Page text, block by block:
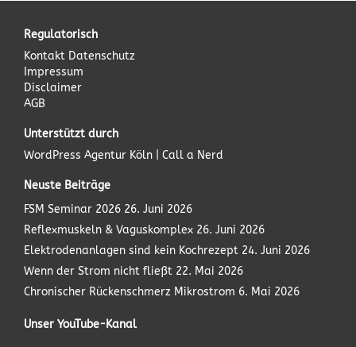
Regulatorisch
Kontakt Datenschutz
Impressum
Disclaimer
AGB
Unterstützt durch
WordPress Agentur Köln | Call a Nerd
Neuste Beiträge
FSM Seminar 2026 26. Juni 2026
Reflexmuskeln & Vaguskomplex 26. Juni 2026
Elektrodenanlagen sind kein Kochrezept 24. Juni 2026
Wenn der Strom nicht fließt 22. Mai 2026
Chronischer Rückenschmerz Mikrostrom 6. Mai 2026
Unser YouTube-Kanal